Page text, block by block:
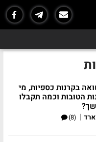
בקרנות כספיות, מי
הטובות וכמה תקבלו
|
(8)